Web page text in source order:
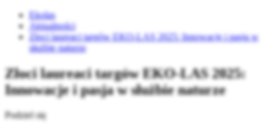
Ekolas
Aktualności
Złoci laureaci targów EKO-LAS 2025: Innowacje i pasja w
służbie naturze
Złoci laureaci targów EKO-LAS 2025:
Innowacje i pasja w służbie naturze
Podziel się